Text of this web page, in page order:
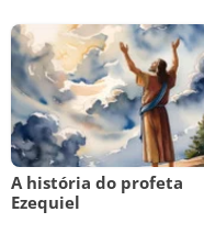
A história do profeta
Ezequiel